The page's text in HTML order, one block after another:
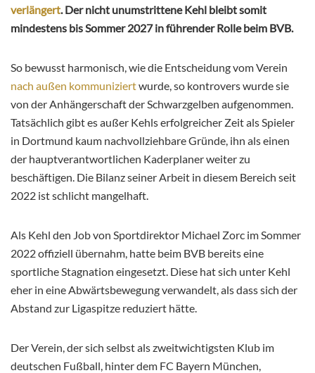
verlängert. Der nicht unumstrittene Kehl bleibt somit
mindestens bis Sommer 2027 in führender Rolle beim BVB.
So bewusst harmonisch, wie die Entscheidung vom Verein
nach außen kommuniziertwurde, so kontrovers wurde sie
von der Anhängerschaft der Schwarzgelben aufgenommen.
Tatsächlich gibt es außer Kehls erfolgreicher Zeit als Spieler
in Dortmund kaum nachvollziehbare Gründe, ihn als einen
der hauptverantwortlichen Kaderplaner weiter zu
beschäftigen. Die Bilanz seiner Arbeit in diesem Bereich seit
2022 ist schlicht mangelhaft.
Als Kehl den Job von Sportdirektor Michael Zorc im Sommer
2022 offiziell übernahm, hatte beim BVB bereits eine
sportliche Stagnation eingesetzt. Diese hat sich unter Kehl
eher in eine Abwärtsbewegung verwandelt, als dass sich der
Abstand zur Ligaspitze reduziert hätte.
Der Verein, der sich selbst als zweitwichtigsten Klub im
deutschen Fußball, hinter dem FC Bayern München,